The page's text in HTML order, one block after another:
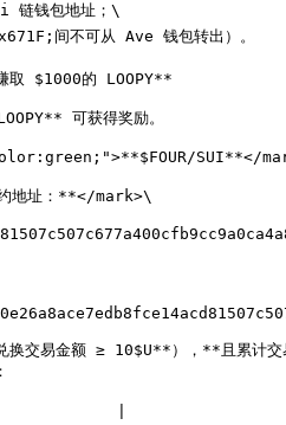
链钱包地址；\
间不可从 Ave 钱包转出）。
取 $1000的 LOOPY**
可获得奖励。
SUI**</
址：**</mark>\
换交易金额 ≥ 10$U**），**且累计
|